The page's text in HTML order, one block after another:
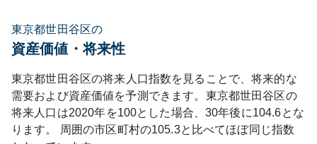
東京都世田谷区の
資産価値・将来性
東京都世田谷区の将来人口指数を見ることで、将来的な
需要および資産価値を予測できます。 東京都世田谷区の
将来人口は2020年を100とした場合、30年後に104.6とな
ります。
周囲の市区町村の105.3と比べてほぼ同じ指数